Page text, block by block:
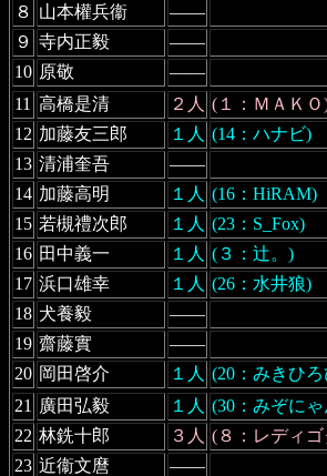
８ 山本權兵衞
――
９ 寺内正毅
――
10 原敬
――
11 高橋是清 ２人 (１：ＭＡＫ
12 加藤友三郎 １人 (14：ハナビ)
13 清浦奎吾
――
14 加藤高明 １人 (16：HiRAM)
15 若槻禮次郎 １人 (23：S_Fox)
16 田中義一 １人 (３：辻。)
17 浜口雄幸 １人 (26：水井狼)
18 犬養毅
――
19 齋藤實
――
20 岡田啓介 １人 (20：みきひ
21
廣田弘毅 １人 (30：みぞに
22 林銑十郎 ３人 (８：レディゴ
23 近衞文麿
――